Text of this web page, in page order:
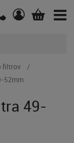
filtrov
52mm
49-